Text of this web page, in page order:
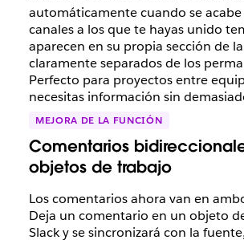
automáticamente cuando se acabe
canales a los que te hayas unido
aparecen en su propia sección de
claramente separados de los
Perfecto para proyectos entre
necesitas información sin
MEJORA DE LA FUNCIÓN
Comentarios
objetos de trabajo
Los comentarios ahora van en
Deja un comentario en un objeto
Slack y se sincronizará con la